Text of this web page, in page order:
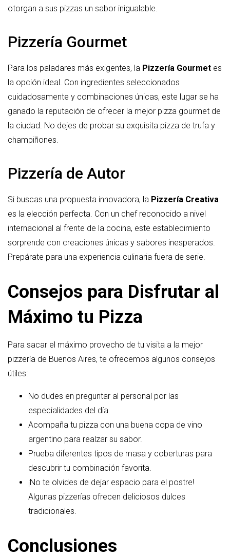
otorgan a sus pizzas un sabor inigualable.
Pizzería Gourmet
Para los paladares más exigentes, la Pizzería Gourmet es
la opción ideal. Con ingredientes seleccionados
cuidadosamente y combinaciones únicas, este lugar se ha
ganado la reputación de ofrecer la mejor pizza gourmet de
la ciudad. No dejes de probar su exquisita pizza de trufa y
champiñones.
Pizzería de Autor
Si buscas una propuesta innovadora, la Pizzería Creativa
es la elección perfecta. Con un chef reconocido a nivel
internacional al frente de la cocina, este establecimiento
sorprende con creaciones únicas y sabores inesperados.
Prepárate para una experiencia culinaria fuera de serie.
Consejos para Disfrutar al
Máximo tu Pizza
Para sacar el máximo provecho de tu visita a la mejor
pizzería de Buenos Aires, te ofrecemos algunos consejos
útiles:
No dudes en preguntar al personal por las
especialidades del día.
Acompaña tu pizza con una buena copa de vino
argentino para realzar su sabor.
Prueba diferentes tipos de masa y coberturas para
descubrir tu combinación favorita.
¡No te olvides de dejar espacio para el postre!
Algunas pizzerías ofrecen deliciosos dulces
tradicionales.
Conclusiones